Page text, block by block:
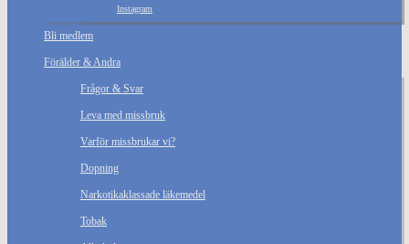
Instagram
Bli medlem
Förälder & Andra
Frågor & Svar
Leva med missbruk
Varför missbrukar vi?
Dopning
Narkotikaklassade läkemedel
Tobak